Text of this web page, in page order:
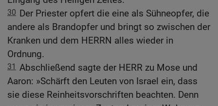
30 Der Priester opfert die eine als Sühneopfer, die
andere als Brandopfer und bringt so zwischen der
Kranken und dem HERRN alles wieder in
Ordnung.
31 Abschließend sagte der HERR zu Mose und
Aaron: »Schärft den Leuten von Israel ein, dass
sie diese Reinheitsvorschriften beachten. Denn